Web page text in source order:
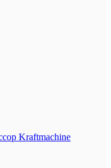
Kraftmaсhine